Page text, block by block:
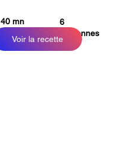
40 mn
6
personnes
Voir la recette